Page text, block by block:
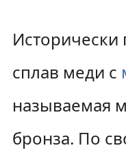
сплав меди с
называемая
бронза. По